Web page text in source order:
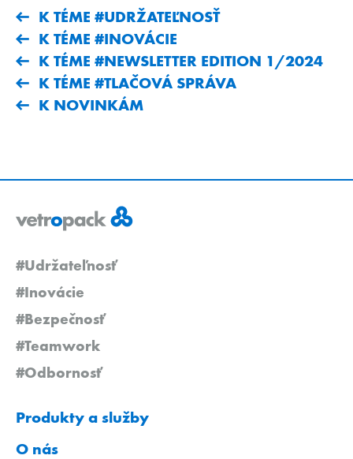
K TÉME #UDRŽATEĽNOSŤ
K TÉME #INOVÁCIE
K TÉME #NEWSLETTER EDITION 1/2024
K TÉME #TLAČOVÁ SPRÁVA
K NOVINKÁM
#Udržateľnosť
#Inovácie
#Bezpečnosť
#Teamwork
#Odbornosť
Produkty a služby
O nás